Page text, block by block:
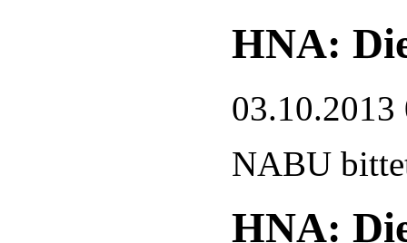
HNA:
03.10.2013
NABU
HNA: